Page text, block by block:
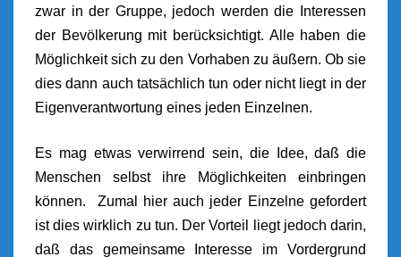
zwar in der Gruppe, jedoch werden die Interessen
der Bevölkerung mit berücksichtigt. Alle haben die
Möglichkeit sich zu den Vorhaben zu äußern. Ob sie
dies dann auch tatsächlich tun oder nicht liegt in der
Eigenverantwortung eines jeden Einzelnen.
Es mag etwas verwirrend sein, die Idee, daß die
Menschen selbst ihre Möglichkeiten einbringen
können. Zumal hier auch jeder Einzelne gefordert
ist dies wirklich zu tun. Der Vorteil liegt jedoch darin,
daß das gemeinsame Interesse im Vordergrund